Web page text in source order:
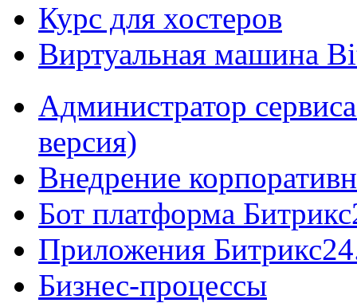
Курс для хостеров
Виртуальная машина
Администратор
версия)
Внедрение
Бот платформа
Приложения
Бизнес-процессы